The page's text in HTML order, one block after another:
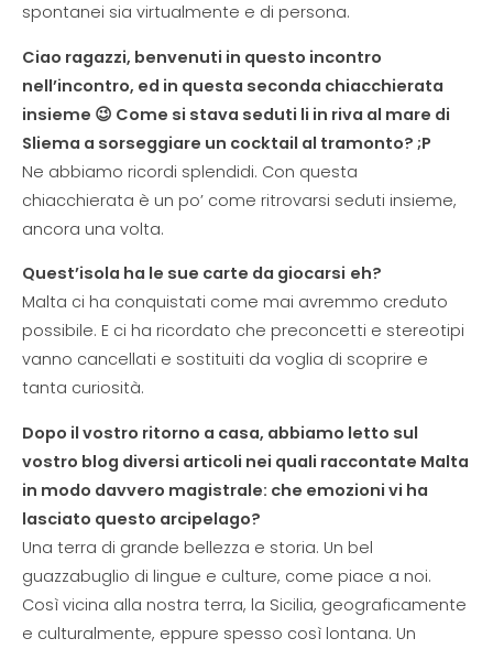
spontanei sia virtualmente e di persona.
Ciao ragazzi, benvenuti in questo incontro
nell’incontro, ed in questa seconda chiacchierata
insieme 😉 Come si stava seduti li in riva al mare di
Sliema a sorseggiare un cocktail al tramonto? ;P
Ne abbiamo ricordi splendidi. Con questa
chiacchierata è un po’ come ritrovarsi seduti insieme,
ancora una volta.
Quest’isola ha le sue carte da giocarsi eh?
Malta ci ha conquistati come mai avremmo creduto
possibile. E ci ha ricordato che preconcetti e stereotipi
vanno cancellati e sostituiti da voglia di scoprire e
tanta curiosità.
Dopo il vostro ritorno a casa, abbiamo letto sul
vostro blog diversi articoli nei quali raccontate Malta
in modo davvero magistrale: che emozioni vi ha
lasciato questo arcipelago?
Una terra di grande bellezza e storia. Un bel
guazzabuglio di lingue e culture, come piace a noi.
Così vicina alla nostra terra, la Sicilia, geograficamente
e culturalmente, eppure spesso così lontana. Un